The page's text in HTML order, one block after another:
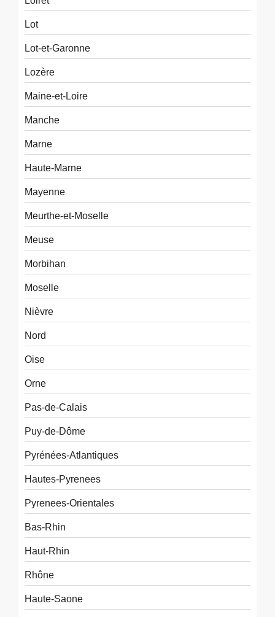
Lot
Lot-et-Garonne
Lozère
Maine-et-Loire
Manche
Marne
Haute-Marne
Mayenne
Meurthe-et-Moselle
Meuse
Morbihan
Moselle
Nièvre
Nord
Oise
Orne
Pas-de-Calais
Puy-de-Dôme
Pyrénées-Atlantiques
Hautes-Pyrenees
Pyrenees-Orientales
Bas-Rhin
Haut-Rhin
Rhône
Haute-Saone